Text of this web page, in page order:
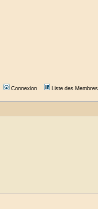
Connexion Liste des Membres